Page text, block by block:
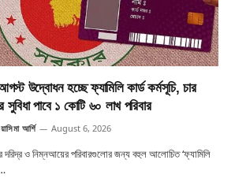
উদ্বোধন হচ্ছে ফ্যামিলি কার্ড কর্মসূচি, চার
সুবিধা পাবে ১ কোটি ৬০ লাখ পরিবার
আর্শি August 6, 2026
দরিদ্র ও নিম্নআয়ের পরিবারগুলোর জন্য বহুল আলোচিত ‘ফ্যামিলি